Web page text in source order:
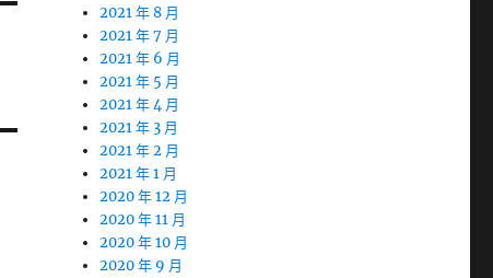
2021 年 8 月
2021 年 7 月
2021 年 6 月
2021 年 5 月
2021 年 4 月
2021 年 3 月
2021 年 2 月
2021 年 1 月
2020 年 12 月
2020 年 11 月
2020 年 10 月
2020 年 9 月